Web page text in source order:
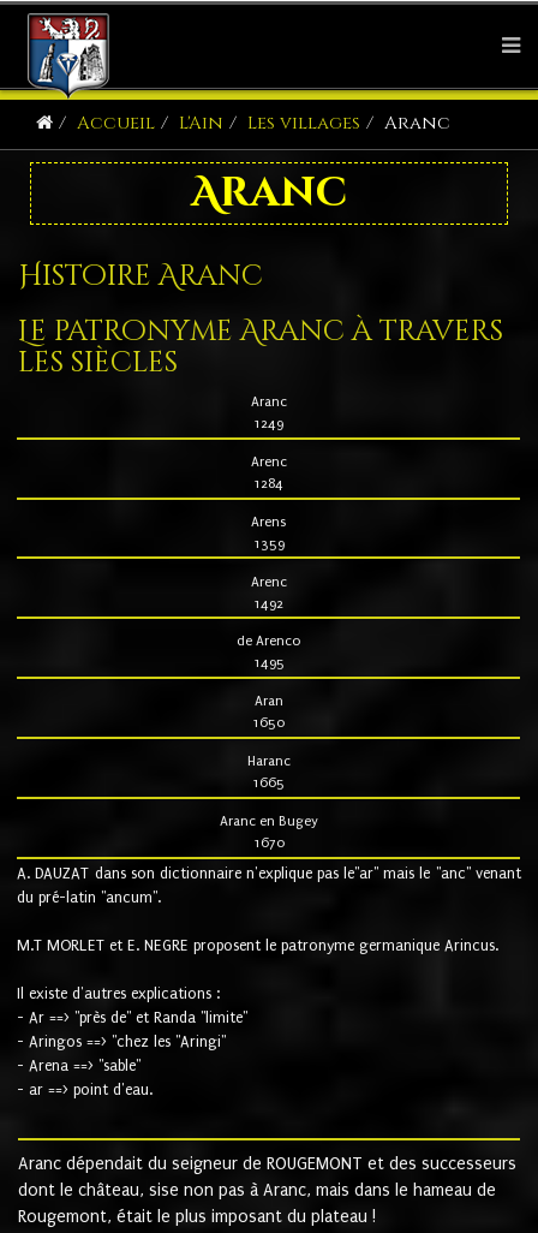
Accueil L'Ain Les villages Aranc
Aranc
Histoire Aranc
Le patronyme Aranc à travers
les siècles
Aranc
1249
Arenc
1284
Arens
1359
Arenc
1492
de Arenco
1495
Aran
1650
Haranc
1665
Aranc en Bugey
1670
A. DAUZAT dans son dictionnaire n'explique pas le"ar" mais le "anc" venant
du pré-latin "ancum".
M.T MORLET et E. NEGRE proposent le patronyme germanique Arincus.
Il existe d'autres explications :
- Ar ==> "près de" et Randa "limite"
- Aringos ==> "chez les "Aringi"
- Arena ==> "sable"
- ar ==> point d'eau.
Aranc dépendait du seigneur de ROUGEMONT et des successeurs
dont le château, sise non pas à Aranc, mais dans le hameau de
Rougemont, était le plus imposant du plateau !